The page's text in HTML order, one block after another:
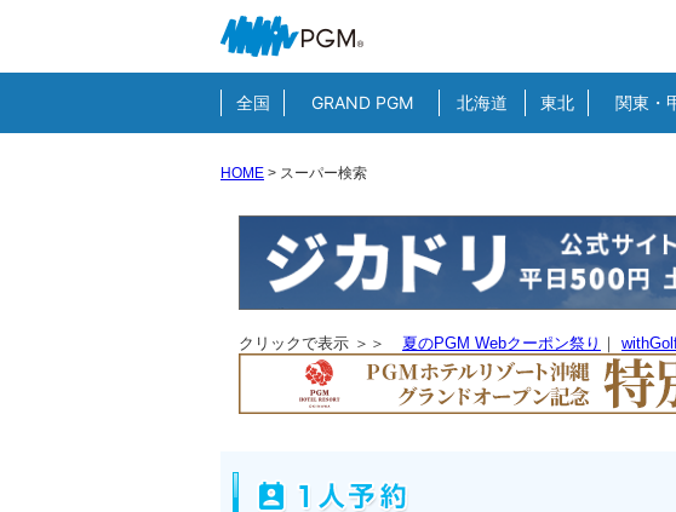
全国 GRAND PGM 北海道 東北 関東・
HOME > スーパー検索
クリックで表示 ＞＞ 夏のPGM Webクーポン祭り ｜